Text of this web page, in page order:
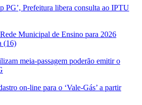
PG’, Prefeitura libera consulta ao IPTU
Municipal de Ensino para 2026
(16)
meia-passagem poderão emitir o
on-line para o ‘Vale-Gás’ a partir